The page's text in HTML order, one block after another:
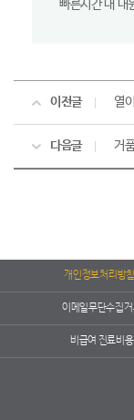
빠른시간 내 내
이전글
다음글 거
개인정보처리방침
이메일무단수집
비급여 진료비용